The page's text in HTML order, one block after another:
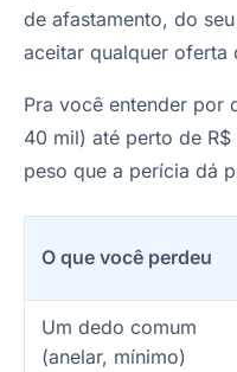
de afastamento, do
aceitar qualquer oferta
Pra você entender por
40 mil) até perto de
peso que a perícia dá
O que você perdeu
Um dedo comum
(anelar, mínimo)